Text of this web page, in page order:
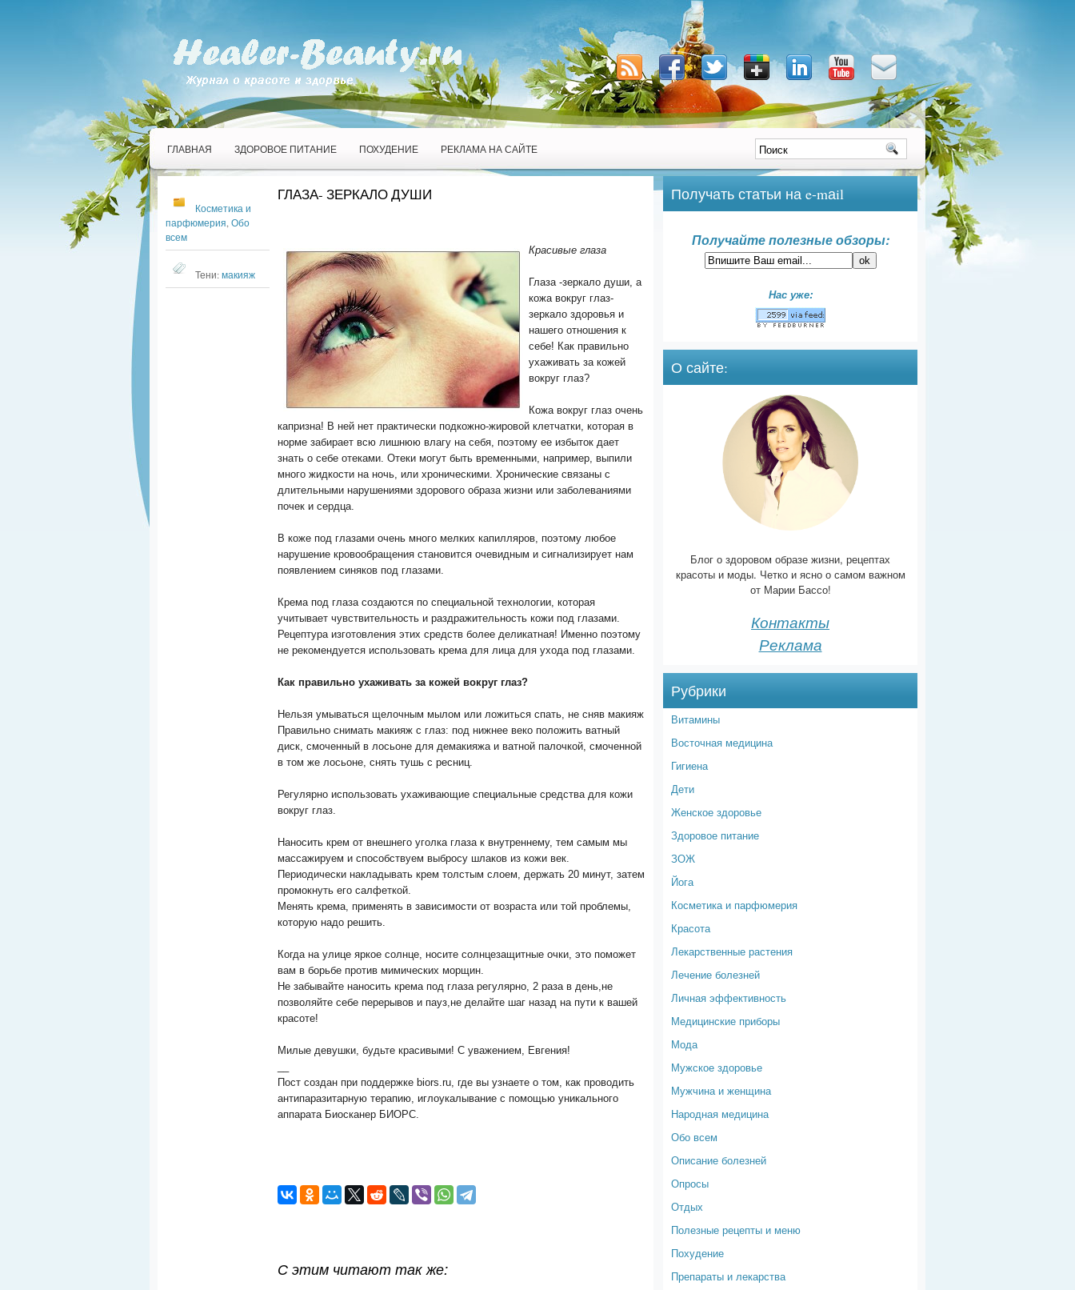
ГЛАВНАЯ ЗДОРОВОЕ ПИТАНИЕ ПОХУДЕНИЕ РЕКЛАМА НА САЙТЕ
Косметика и
парфюмерия Обо
всем
Тени:макияж
ГЛАЗА- ЗЕРКАЛО ДУШИ
Красивые глаза
Глаза -зеркало души, а
кожа вокруг глаз-
зеркало здоровья и
нашего отношения к
себе! Как правильно
ухаживать за кожей
вокруг глаз?
Кожа вокруг глаз очень
капризна! В ней нет практически подкожно-жировой клетчатки, которая в
норме забирает всю лишнюю влагу на себя, поэтому ее избыток дает
знать о себе отеками. Отеки могут быть временными, например, выпили
много жидкости на ночь, или хроническими. Хронические связаны с
длительными нарушениями здорового образа жизни или заболеваниями
почек и сердца.
В коже под глазами очень много мелких капилляров, поэтому любое
нарушение кровообращения становится очевидным и сигнализирует нам
появлением синяков под глазами.
Крема под глаза создаются по специальной технологии, которая
учитывает чувствительность и раздражительность кожи под глазами.
Рецептура изготовления этих средств более деликатная! Именно поэтому
не рекомендуется использовать крема для лица для ухода под глазами.
Как правильно ухаживать за кожей вокруг глаз?
Нельзя умываться щелочным мылом или ложиться спать, не сняв макияж
Правильно снимать макияж с глаз: под нижнее веко положить ватный
диск, смоченный в лосьоне для демакияжа и ватной палочкой, смоченной
в том же лосьоне, снять тушь с ресниц.
Регулярно использовать ухаживающие специальные средства для кожи
вокруг глаз.
Наносить крем от внешнего уголка глаза к внутреннему, тем самым мы
массажируем и способствуем выбросу шлаков из кожи век.
Периодически накладывать крем толстым слоем, держать 20 минут, затем
промокнуть его салфеткой.
Менять крема, применять в зависимости от возраста или той проблемы,
которую надо решить.
Когда на улице яркое солнце, носите солнцезащитные очки, это поможет
вам в борьбе против мимических морщин.
Не забывайте наносить крема под глаза регулярно, 2 раза в день,не
позволяйте себе перерывов и пауз,не делайте шаг назад на пути к вашей
красоте!
Милые девушки, будьте красивыми! С уважением, Евгения!
Пост создан при поддержке biors.ru, где вы узнаете о том, как проводить
антипаразитарную терапию, иглоукалывание с помощью уникального
аппарата Биосканер БИОРС.
С этим читают так же:
Получать статьи на e-mаil
Получайте полезные обзоры:
Нас уже:
О сайте:
Блог о здоровом образе жизни, рецептах
красоты и моды. Четко и ясно о самом важном
от Марии Бассо!
Контакты
Реклама
Рубрики
Витамины
Восточная медицина
Гигиена
Дети
Женское здоровье
Здоровое питание
ЗОЖ
Йога
Косметика и парфюмерия
Красота
Лекарственные растения
Лечение болезней
Личная эффективность
Медицинские приборы
Мода
Мужское здоровье
Мужчина и женщина
Народная медицина
Обо всем
Описание болезней
Опросы
Отдых
Полезные рецепты и меню
Похудение
Препараты и лекарства